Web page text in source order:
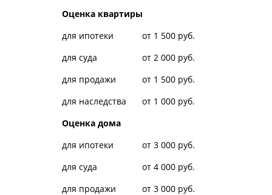
Оценка квартиры
для ипотеки
от 1 500 руб.
для суда
от 2 000 руб.
для продажи
от 1 500 руб.
для наследства
от 1 000 руб.
Оценка дома
для ипотеки
от 3 000 руб.
для суда
от 4 000 руб.
для продажи
от 3 000 руб.